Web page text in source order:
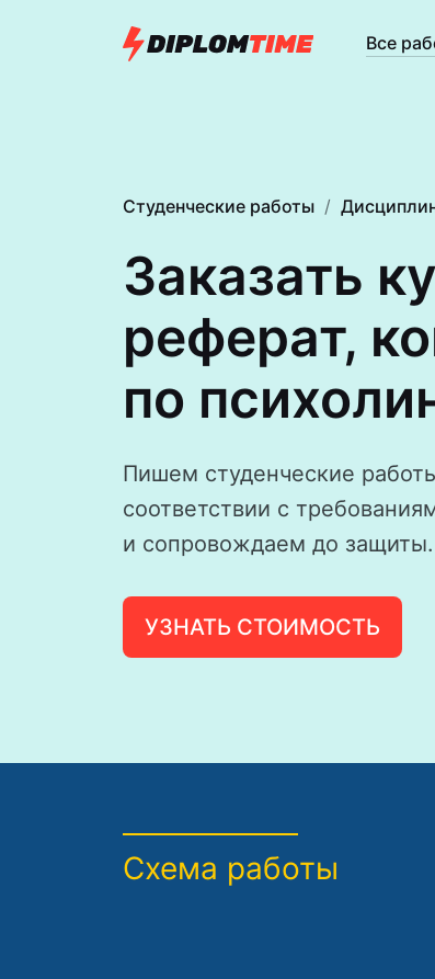
Все
Студенческие работы
Заказать
реферат,
по
Пишем студенческие
соответствии с
и сопровождаем до защиты.
УЗНАТЬ СТОИМОСТЬ
Схема работы